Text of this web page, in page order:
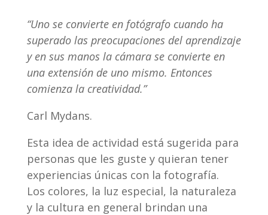
“Uno se convierte en fotógrafo cuando ha
superado las preocupaciones del aprendizaje
y en sus manos la cámara se convierte en
una extensión de uno mismo. Entonces
comienza la creatividad.”
Carl Mydans.
Esta idea de actividad está sugerida para
personas que les guste y quieran tener
experiencias únicas con la fotografía.
Los colores, la luz especial, la naturaleza
y la cultura en general brindan una